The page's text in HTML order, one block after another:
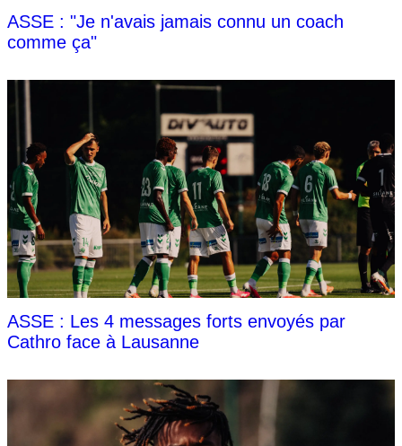
ASSE : "Je n'avais jamais connu un coach
comme ça"
ASSE : Les 4 messages forts envoyés par
Cathro face à Lausanne